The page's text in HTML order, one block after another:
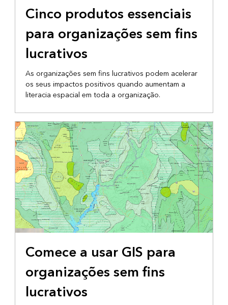
TECNOLOGIA GIS
Cinco produtos essenciais
para organizações sem fins
lucrativos
As organizações sem fins lucrativos podem acelerar
os seus impactos positivos quando aumentam a
literacia espacial em toda a organização.
PROGRAMA DA ORGANIZAÇÃO SEM FINS LUCRATIVOS
DA ESRI
Comece a usar GIS para
organizações sem fins
lucrativos